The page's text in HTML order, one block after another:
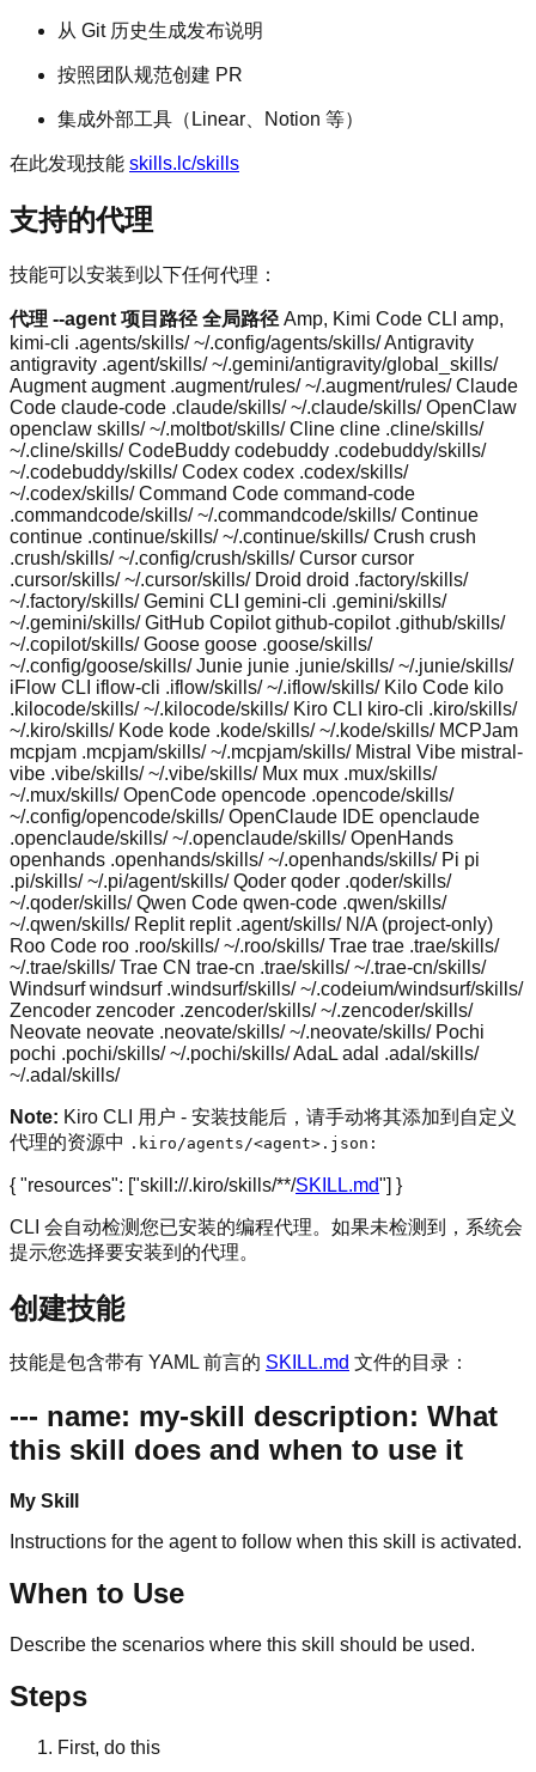
从 Git 历史生成发布说明
按照团队规范创建 PR
集成外部工具（Linear、Notion 等）
在此发现技能 skills.lc/skills
支持的代理
技能可以安装到以下任何代理：
代理 --agent 项目路径 全局路径 Amp, Kimi Code CLI amp,
kimi-cli .agents/skills/ ~/.config/agents/skills/ Antigravity
antigravity .agent/skills/ ~/.gemini/antigravity/global_skills/
Augment augment .augment/rules/ ~/.augment/rules/ Claude
Code claude-code .claude/skills/ ~/.claude/skills/ OpenClaw
openclaw skills/ ~/.moltbot/skills/ Cline cline .cline/skills/
~/.cline/skills/ CodeBuddy codebuddy .codebuddy/skills/
~/.codebuddy/skills/ Codex codex .codex/skills/
~/.codex/skills/ Command Code command-code
.commandcode/skills/ ~/.commandcode/skills/ Continue
continue .continue/skills/ ~/.continue/skills/ Crush crush
.crush/skills/ ~/.config/crush/skills/ Cursor cursor
.cursor/skills/ ~/.cursor/skills/ Droid droid .factory/skills/
~/.factory/skills/ Gemini CLI gemini-cli .gemini/skills/
~/.gemini/skills/ GitHub Copilot github-copilot .github/skills/
~/.copilot/skills/ Goose goose .goose/skills/
~/.config/goose/skills/ Junie junie .junie/skills/ ~/.junie/skills/
iFlow CLI iflow-cli .iflow/skills/ ~/.iflow/skills/ Kilo Code kilo
.kilocode/skills/ ~/.kilocode/skills/ Kiro CLI kiro-cli .kiro/skills/
~/.kiro/skills/ Kode kode .kode/skills/ ~/.kode/skills/ MCPJam
mcpjam .mcpjam/skills/ ~/.mcpjam/skills/ Mistral Vibe mistral-
vibe .vibe/skills/ ~/.vibe/skills/ Mux mux .mux/skills/
~/.mux/skills/ OpenCode opencode .opencode/skills/
~/.config/opencode/skills/ OpenClaude IDE openclaude
.openclaude/skills/ ~/.openclaude/skills/ OpenHands
openhands .openhands/skills/ ~/.openhands/skills/ Pi pi
.pi/skills/ ~/.pi/agent/skills/ Qoder qoder .qoder/skills/
~/.qoder/skills/ Qwen Code qwen-code .qwen/skills/
~/.qwen/skills/ Replit replit .agent/skills/ N/A (project-only)
Roo Code roo .roo/skills/ ~/.roo/skills/ Trae trae .trae/skills/
~/.trae/skills/ Trae CN trae-cn .trae/skills/ ~/.trae-cn/skills/
Windsurf windsurf .windsurf/skills/ ~/.codeium/windsurf/skills/
Zencoder zencoder .zencoder/skills/ ~/.zencoder/skills/
Neovate neovate .neovate/skills/ ~/.neovate/skills/ Pochi
pochi .pochi/skills/ ~/.pochi/skills/ AdaL adal .adal/skills/
~/.adal/skills/
Note: Kiro CLI 用户 - 安装技能后，请手动将其添加到自定义
代理的资源中 .kiro/agents/<agent>.json:
{ "resources": ["skill://.kiro/skills/**/SKILL.md"] }
CLI 会自动检测您已安装的编程代理。如果未检测到，系统会
提示您选择要安装到的代理。
创建技能
技能是包含带有 YAML 前言的 SKILL.md 文件的目录：
--- name: my-skill description: What
this skill does and when to use it
My Skill
Instructions for the agent to follow when this skill is activated.
When to Use
Describe the scenarios where this skill should be used.
Steps
First, do this